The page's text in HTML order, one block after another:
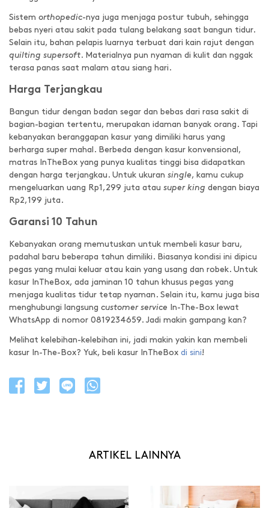
Sistem orthopedic-nya juga menjaga postur tubuh, sehingga
bebas nyeri atau sakit pada tulang belakang saat bangun tidur.
Selain itu, bahan pelapis luarnya terbuat dari kain rajut dengan
quilting supersoft. Materialnya pun nyaman di kulit dan nggak
terasa panas saat malam atau siang hari.
Harga Terjangkau
Bangun tidur dengan badan segar dan bebas dari rasa sakit di
bagian-bagian tertentu, merupakan idaman banyak orang. Tapi
kebanyakan beranggapan kasur yang dimiliki harus yang
berharga super mahal. Berbeda dengan kasur konvensional,
matras InTheBox yang punya kualitas tinggi bisa didapatkan
dengan harga terjangkau. Untuk ukuran single, kamu cukup
mengeluarkan uang Rp1,299 juta atau super king dengan biaya
Rp2,199 juta.
Garansi 10 Tahun
Kebanyakan orang memutuskan untuk membeli kasur baru,
padahal baru beberapa tahun dimiliki. Biasanya kondisi ini dipicu
pegas yang mulai keluar atau kain yang usang dan robek. Untuk
kasur InTheBox, ada jaminan 10 tahun khusus pegas yang
menjaga kualitas tidur tetap nyaman. Selain itu, kamu juga bisa
menghubungi langsung customer service
In-The-Box lewat
WhatsApp di nomor 0819234659. Jadi makin gampang kan?
Melihat kelebihan-kelebihan ini, jadi makin yakin kan membeli
kasur In-The-Box? Yuk, beli kasur InTheBox di sini!
ARTIKEL LAINNYA